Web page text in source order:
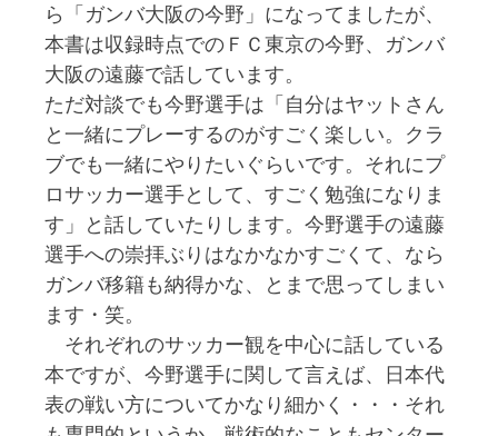
ら「ガンバ大阪の今野」になってましたが、
本書は収録時点でのＦＣ東京の今野、ガンバ
大阪の遠藤で話しています。
ただ対談でも今野選手は「自分はヤットさん
と一緒にプレーするのがすごく楽しい。クラ
ブでも一緒にやりたいぐらいです。それにプ
ロサッカー選手として、すごく勉強になりま
す」と話していたりします。今野選手の遠藤
選手への崇拝ぶりはなかなかすごくて、なら
ガンバ移籍も納得かな、とまで思ってしまい
ます・笑。
それぞれのサッカー観を中心に話している
本ですが、今野選手に関して言えば、日本代
表の戦い方についてかなり細かく・・・それ